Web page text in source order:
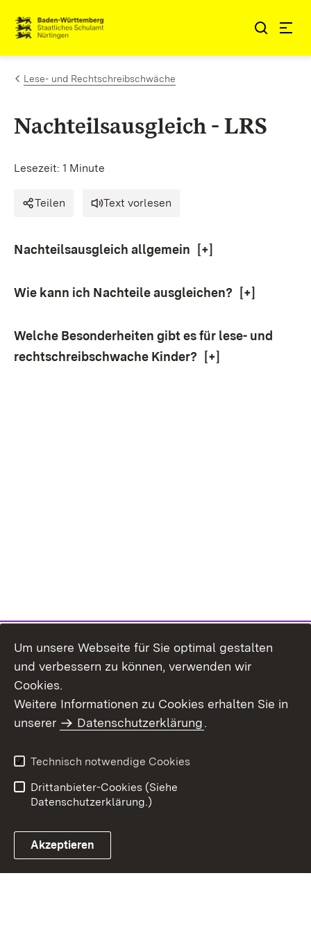
Zum Inhalt springen
Link zur Startseite
Lese- und Rechtschreibschwäche
Nachteilsausgleich - LRS
Lesezeit: 1 Minute
Teilen Text vorlesen
Nachteilsausgleich allgemein [+]
Wie kann ich Nachteile ausgleichen? [+]
Welche Besonderheiten gibt es für lese- und
rechtschreibschwache Kinder?
[+]
Benutzungshinweise
Erklärung zur
Um unsere Webseite für Sie optimal gestalten
und verbessern zu können, verwenden wir
Cookies.
Weitere Informationen zu Cookies erhalten Sie in
unserer
Datenschutzerklärung.
Technisch notwendige Cookies
Drittanbieter-Cookies (Siehe
Datenschutzerklärung.)
Akzeptieren